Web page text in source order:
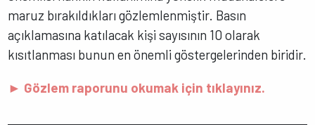
maruz bırakıldıkları gözlemlenmiştir. Basın
açıklamasına katılacak kişi sayısının 10 olarak
kısıtlanması bunun en önemli göstergelerinden biridir.
► Gözlem raporunu okumak için tıklayınız.